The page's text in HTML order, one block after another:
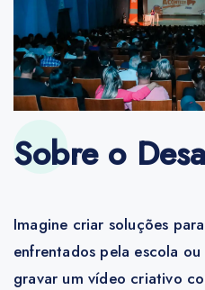
Sobre o
Imagine criar soluções
enfrentados pela escola
gravar um vídeo criativo